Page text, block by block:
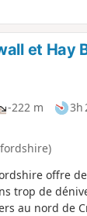
volaient
lapins et les
cette région.
Cette
certaines
et Hay
-222 m
3h
offre
trop de
au nord de